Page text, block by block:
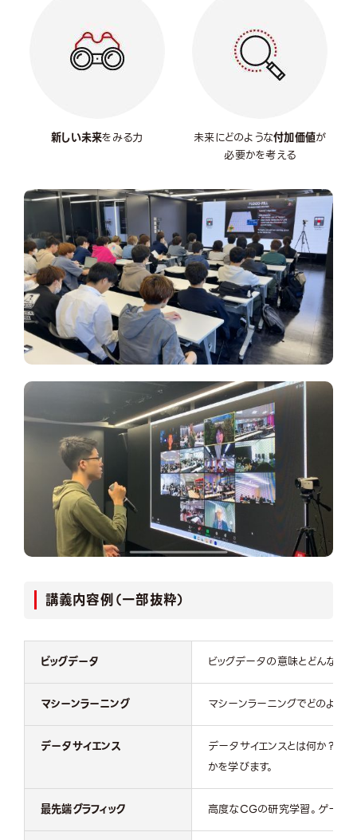
新しい未来をみる力 未来にどのような付加価値が
必要かを考える
講義内容例（一部抜粋）
ビッグデータ ビッグデータの意味とどんなも
マシーンラーニング マシーンラーニングでどのよう
データサイエンス
データサイエンスとは何か？ど
かを学びます。
最先端グラフィック 高度なCGの研究学習。ゲーム